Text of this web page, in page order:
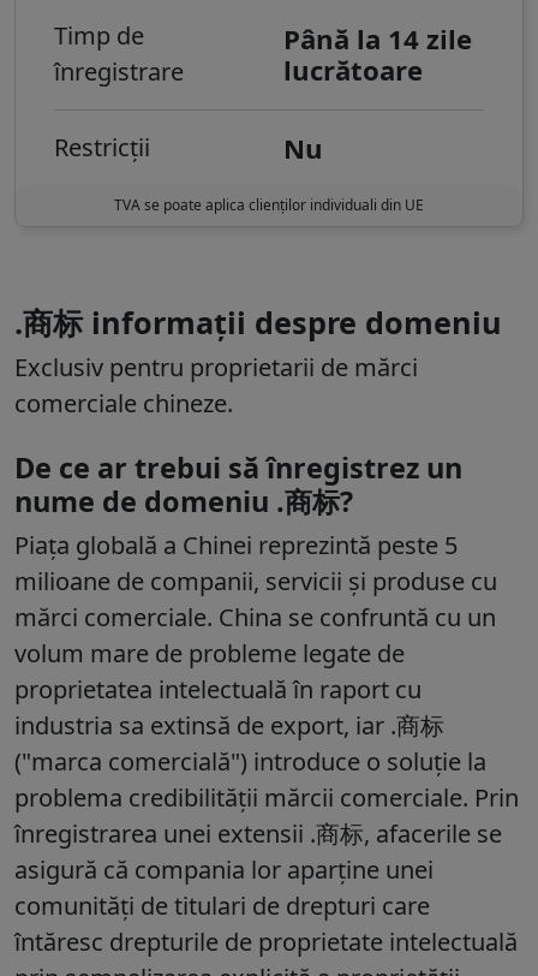
Timp de
înregistrare
Până la 14 zile
lucrătoare
Restricții Nu
TVA se poate aplica clienților individuali din UE
.商标 informații despre domeniu
Exclusiv pentru proprietarii de mărci
comerciale chineze.
De ce ar trebui să înregistrez un
nume de domeniu .商标?
Piața globală a Chinei reprezintă peste 5
milioane de companii, servicii și produse cu
mărci comerciale. China se confruntă cu un
volum mare de probleme legate de
proprietatea intelectuală în raport cu
industria sa extinsă de export, iar .商标
("marca comercială") introduce o soluție la
problema credibilității mărcii comerciale. Prin
înregistrarea unei extensii .商标, afacerile se
asigură că compania lor aparține unei
comunități de titulari de drepturi care
întăresc drepturile de proprietate intelectuală